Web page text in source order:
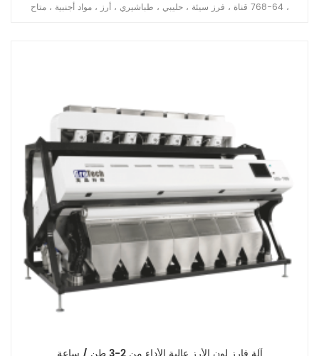
، 64-768 قناة ، فرز سيئة ، حليبي ، طباشيري ، أرز ، مواد أجنبية ، متاح